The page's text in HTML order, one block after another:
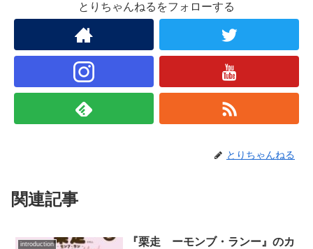
とりちゃんねるをフォローする
とりちゃんねる
関連記事
introduction
『栗走 ーモンブ・ランー』のカ